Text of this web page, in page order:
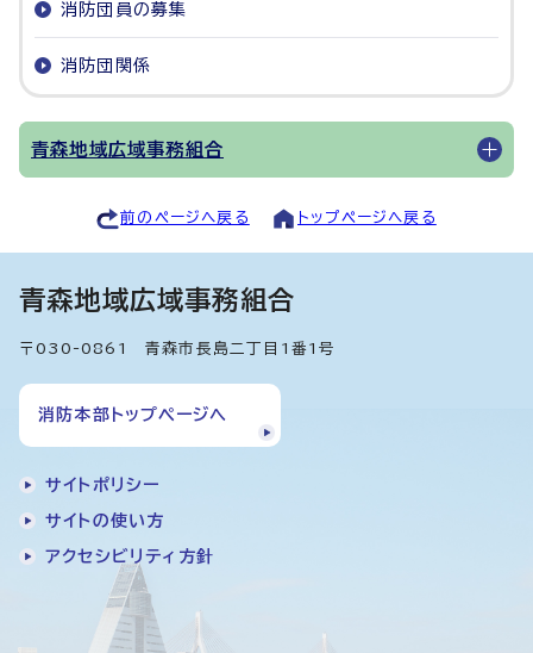
消防団員の募集
消防団関係
青森地域広域事務組合
前のページへ戻る トップページへ戻る
青森地域広域事務組合
〒030-0861 青森市長島二丁目1番1号
消防本部トップページへ
サイトポリシー
サイトの使い方
アクセシビリティ方針